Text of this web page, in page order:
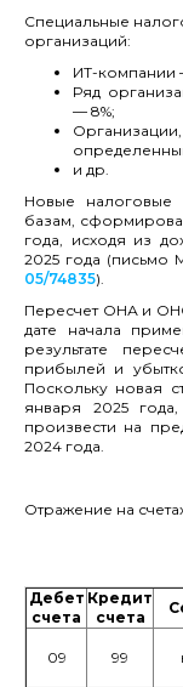
Специальные
организаций:
ИТ-компании
Ряд
— 8%;
и др.
Новые налоговые
базам,
года, исходя из
2025 года (письмо
05/74835).
Пересчет ОНА и
дате начала
результате
прибылей и
Поскольку новая
января 2025
произвести на
2024 года.
Отражение на
Дебет
счета
Кредит
счета
С
09 99